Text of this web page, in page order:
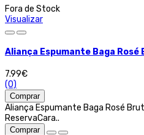
Fora de Stock
Visualizar
Aliança Espumante Baga Rosé
7.99€
(0)
Comprar
Aliança Espumante Baga Rosé
ReservaCara..
Comprar